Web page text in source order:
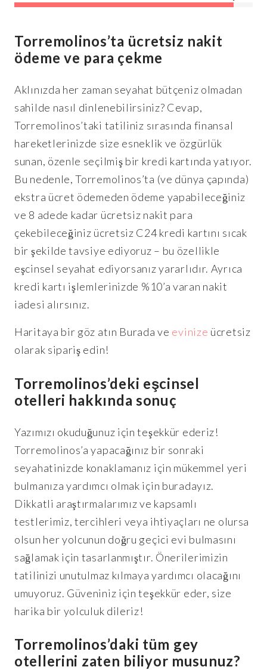
Torremolinos’ta ücretsiz nakit
ödeme ve para çekme
Aklınızda her zaman seyahat bütçeniz olmadan
sahilde nasıl dinlenebilirsiniz? Cevap,
Torremolinos’taki tatiliniz sırasında finansal
hareketlerinizde size esneklik ve özgürlük
sunan, özenle seçilmiş bir kredi kartında yatıyor.
Bu nedenle, Torremolinos’ta (ve dünya çapında)
ekstra ücret ödemeden ödeme yapabileceğiniz
ve 8 adede kadar ücretsiz nakit para
çekebileceğiniz ücretsiz C24 kredi kartını sıcak
bir şekilde tavsiye ediyoruz – bu özellikle
eşcinsel seyahat ediyorsanız yararlıdır. Ayrıca
kredi kartı işlemlerinizde %10’a varan nakit
iadesi alırsınız.
Haritaya bir göz atın Burada ve evinize ücretsiz
olarak sipariş edin!
Torremolinos’deki eşcinsel
otelleri hakkında sonuç
Yazımızı okuduğunuz için teşekkür ederiz!
Torremolinos’a yapacağınız bir sonraki
seyahatinizde konaklamanız için mükemmel yeri
bulmanıza yardımcı olmak için buradayız.
Dikkatli araştırmalarımız ve kapsamlı
testlerimiz, tercihleri veya ihtiyaçları ne olursa
olsun her yolcunun doğru geçici evi bulmasını
sağlamak için tasarlanmıştır. Önerilerimizin
tatilinizi unutulmaz kılmaya yardımcı olacağını
umuyoruz. Güveniniz için teşekkür eder, size
harika bir yolculuk dileriz!
Torremolinos’daki tüm gey
otellerini zaten biliyor musunuz?